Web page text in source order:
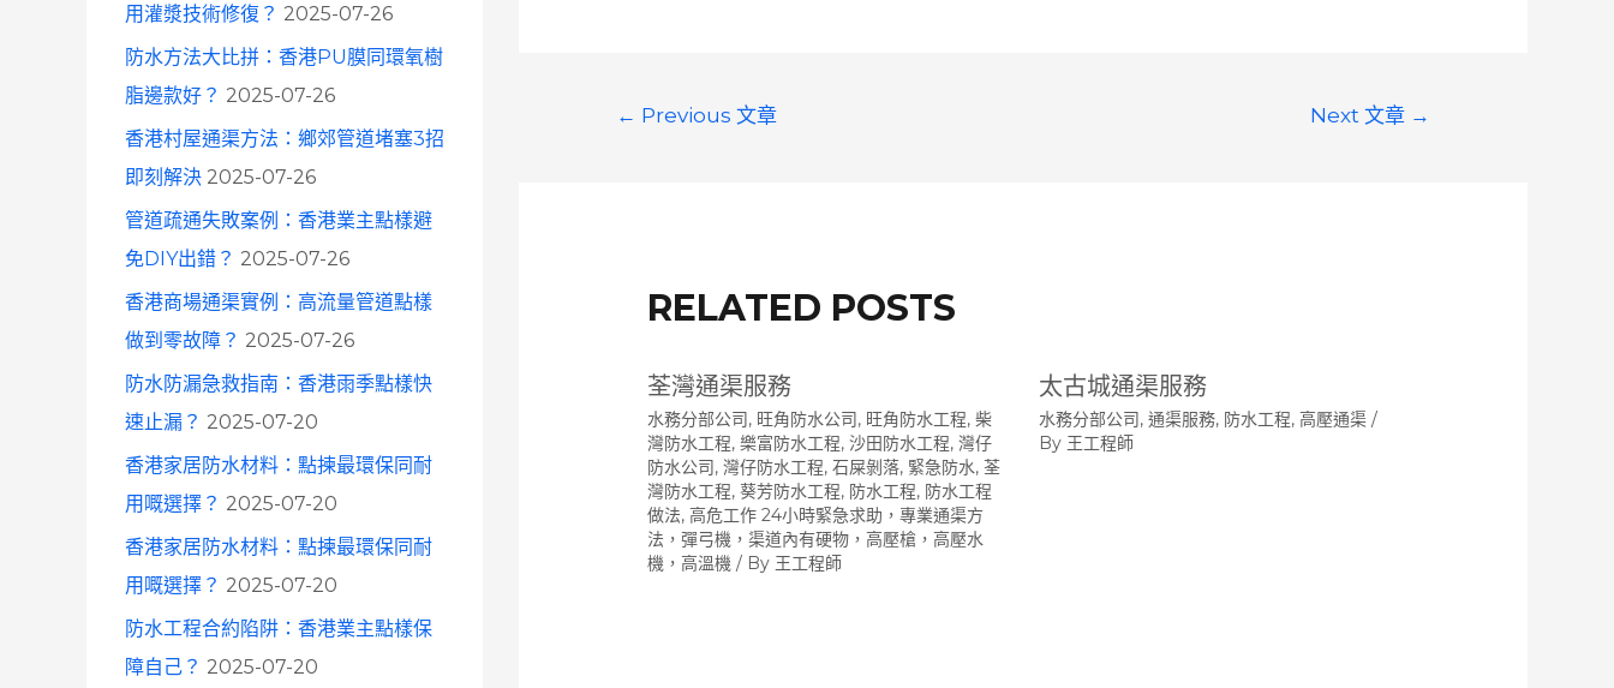
用灌漿技術修復？ 2025-07-26
防水方法大比拼：香港PU膜同環氧樹
脂邊款好？ 2025-07-26
香港村屋通渠方法：鄉郊管道堵塞3招
即刻解決 2025-07-26
管道疏通失敗案例：香港業主點樣避
免DIY出錯？ 2025-07-26
香港商場通渠實例：高流量管道點樣
做到零故障？ 2025-07-26
防水防漏急救指南：香港雨季點樣快
速止漏？ 2025-07-20
香港家居防水材料：點揀最環保同耐
用嘅選擇？ 2025-07-20
香港家居防水材料：點揀最環保同耐
用嘅選擇？ 2025-07-20
防水工程合約陷阱：香港業主點樣保
障自己？ 2025-07-20
← Previous 文章 Next 文章 →
RELATED POSTS
荃灣通渠服務
水務分部公司, 旺角防水公司, 旺角防水工程, 柴
灣防水工程, 樂富防水工程, 沙田防水工程, 灣仔
防水公司, 灣仔防水工程, 石屎剝落, 緊急防水, 荃
灣防水工程, 葵芳防水工程, 防水工程, 防水工程
做法, 高危工作 24小時緊急求助，專業通渠方
法，彈弓機，渠道內有硬物，高壓槍，高壓水
機，高溫機/ By 王工程師
太古城通渠服務
水務分部公司, 通渠服務, 防水工程, 高壓通渠/
By 王工程師